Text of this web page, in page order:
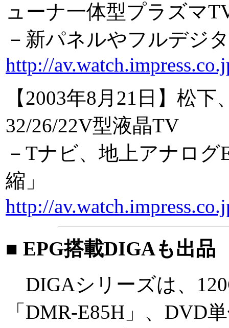
ューナ一体型プラズマ
－新パネルやフルデジ
http://
【2003年8月21日】松
32/26/22V型液晶TV
－Tナビ、地上アナロ
縮」
http://
■ EPG搭載DIGAも出品
DIGAシリーズは、
「DMR-E85H」、DVD